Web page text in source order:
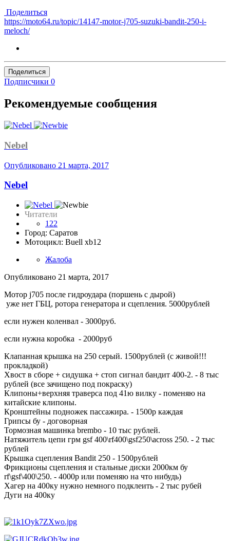
Поделиться
https://moto64.ru/topic/14147-motor-j705-suzuki-bandit-250-i-
meloch/
Поделиться
Подписчики 0
Рекомендуемые сообщения
Nebel
Опубликовано 21 марта, 2017
Nebel
Читатели
122
Город: Саратов
Мотоцикл: Buell xb12
Жалоба
Опубликовано 21 марта, 2017
Мотор j705 после гидроудара (поршень с дырой)
уже нет ГБЦ, ротора генератора и сцепления. 5000рублей
если нужен коленвал - 3000руб.
если нужна коробка - 2000руб
Клапанная крышка на 250 серый. 1500рублей (с живой!!!
прокладкой)
Хвост в сборе + сидушка + стоп сигнал бандит 400-2. - 8 тыс
рублей (все зачищено под покраску)
Клипоны+верхняя траверса под 41ю вилку - поменяю на
китайские клипоны.
Кронштейны подножек пассажира. - 1500р каждая
Грипсы бу - договорная
Тормозная машинка brembo - 10 тыс рублей.
Натяжитель цепи грм gsf 400\rf400\gsf250\across 250. - 2 тыс
рублей
Крышка сцепления Bandit 250 - 1500рублей
Фрикционы сцепления и стальные диски 2000км бу
rf\gsf\400\250. - 4000р или поменяю на что нибудь)
Хагер на 400ку нужно немного подклеить - 2 тыс рубей
Дуги на 400ку